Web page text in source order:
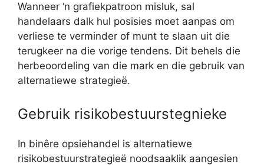
Wanneer ‘n grafiekpatroon misluk, sal
handelaars dalk hul posisies moet aanpas om
verliese te verminder of munt te slaan uit die
terugkeer na die vorige tendens. Dit behels die
herbeoordeling van die mark en die gebruik van
alternatiewe strategieë.
Gebruik risikobestuurstegnieke
In binêre opsiehandel is alternatiewe
risikobestuurstrategieë noodsaaklik aangesien